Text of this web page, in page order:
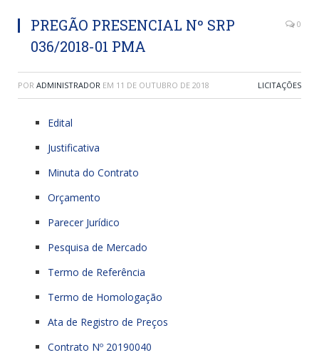
PREGÃO PRESENCIAL Nº SRP
036/2018-01 PMA
0
POR ADMINISTRADOR EM 11 DE OUTUBRO DE 2018 LICITAÇÕES
Edital
Justificativa
Minuta do Contrato
Orçamento
Parecer Jurídico
Pesquisa de Mercado
Termo de Referência
Termo de Homologação
Ata de Registro de Preços
Contrato Nº 20190040